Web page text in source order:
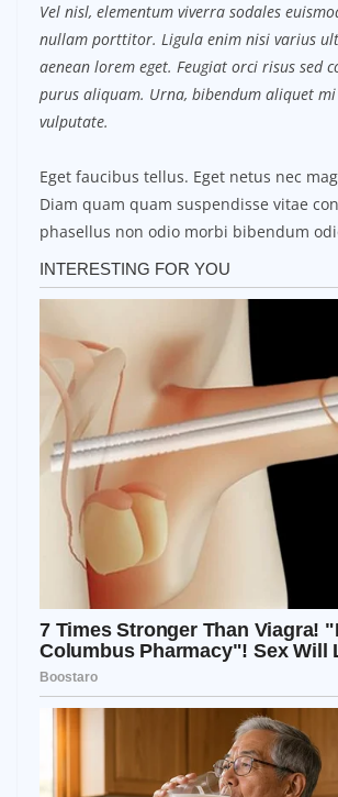
Vel nisl, elementum viverra sodales
nullam porttitor. Ligula enim nisi varius
aenean lorem eget. Feugiat orci risus sed
purus aliquam. Urna, bibendum aliquet
vulputate.
Eget faucibus tellus. Eget netus nec
Diam quam quam suspendisse vitae
phasellus non odio morbi bibendum